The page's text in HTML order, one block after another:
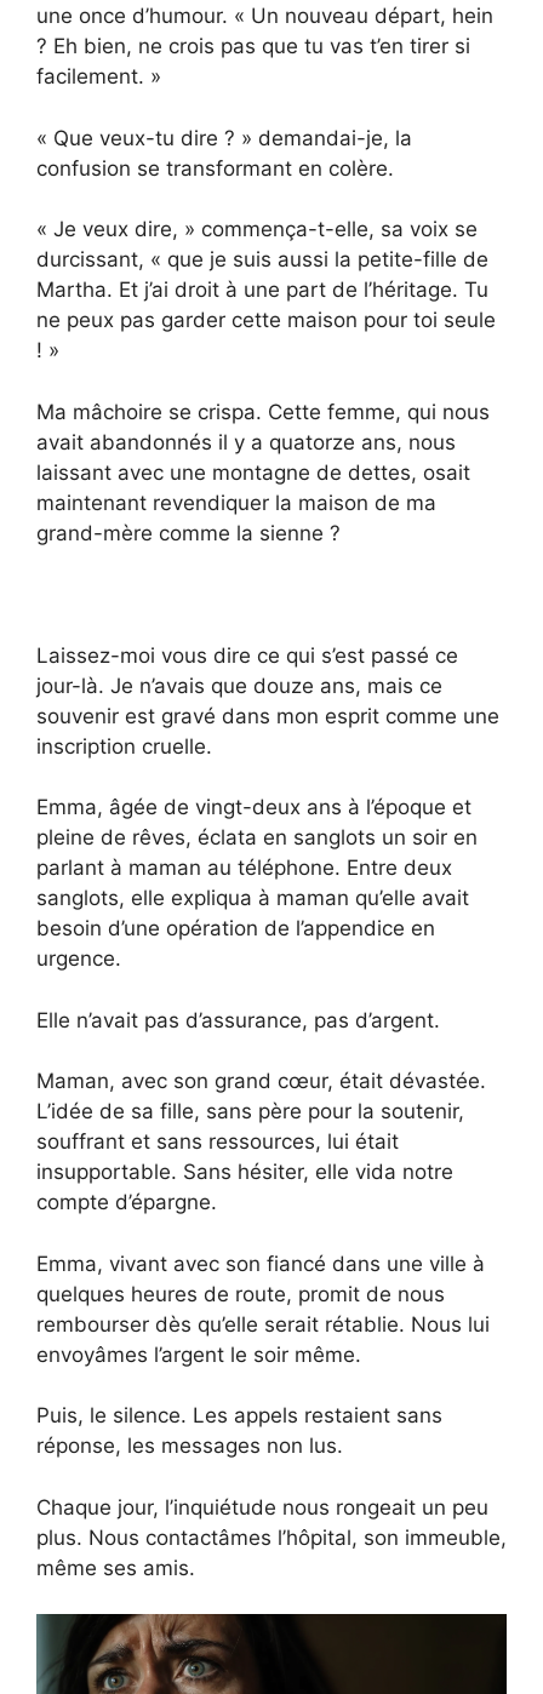
une once d’humour. « Un nouveau départ, hein
? Eh bien, ne crois pas que tu vas t’en tirer si
facilement. »
« Que veux-tu dire ? » demandai-je, la
confusion se transformant en colère.
« Je veux dire, » commença-t-elle, sa voix se
durcissant, « que je suis aussi la petite-fille de
Martha. Et j’ai droit à une part de l’héritage. Tu
ne peux pas garder cette maison pour toi seule
! »
Ma mâchoire se crispa. Cette femme, qui nous
avait abandonnés il y a quatorze ans, nous
laissant avec une montagne de dettes, osait
maintenant revendiquer la maison de ma
grand-mère comme la sienne ?
Laissez-moi vous dire ce qui s’est passé ce
jour-là. Je n’avais que douze ans, mais ce
souvenir est gravé dans mon esprit comme une
inscription cruelle.
Emma, âgée de vingt-deux ans à l’époque et
pleine de rêves, éclata en sanglots un soir en
parlant à maman au téléphone. Entre deux
sanglots, elle expliqua à maman qu’elle avait
besoin d’une opération de l’appendice en
urgence.
Elle n’avait pas d’assurance, pas d’argent.
Maman, avec son grand cœur, était dévastée.
L’idée de sa fille, sans père pour la soutenir,
souffrant et sans ressources, lui était
insupportable. Sans hésiter, elle vida notre
compte d’épargne.
Emma, vivant avec son fiancé dans une ville à
quelques heures de route, promit de nous
rembourser dès qu’elle serait rétablie. Nous lui
envoyâmes l’argent le soir même.
Puis, le silence. Les appels restaient sans
réponse, les messages non lus.
Chaque jour, l’inquiétude nous rongeait un peu
plus. Nous contactâmes l’hôpital, son immeuble,
même ses amis.